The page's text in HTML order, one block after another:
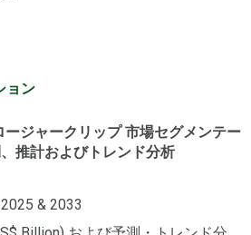
ョン
ジャークリップ 市場セグメンテー
推計およびトレンド分析
& 2033